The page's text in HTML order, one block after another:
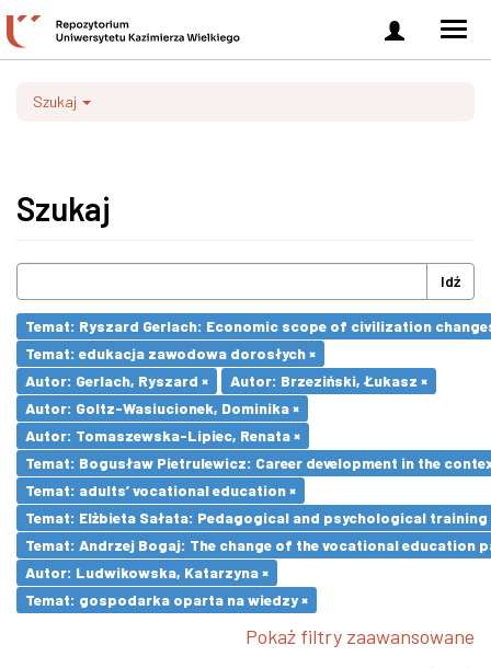
Zaloguj
się
Szukaj
Szukaj
Idź
Temat: Ryszard Gerlach: Economic scope of civilization
Temat: edukacja zawodowa dorosłych ×
Autor: Gerlach, Ryszard ×
Autor: Brzeziński, Łukasz ×
Autor: Goltz-Wasiucionek, Dominika ×
Autor: Tomaszewska-Lipiec, Renata ×
Temat: Bogusław Pietrulewicz: Career development in the
Temat: adults’ vocational education ×
Temat: Elżbieta Sałata: Pedagogical and psychological
Temat: Andrzej Bogaj: The change of the vocational education
Autor: Ludwikowska, Katarzyna ×
Temat: gospodarka oparta na wiedzy ×
Pokaż filtry zaawansowane